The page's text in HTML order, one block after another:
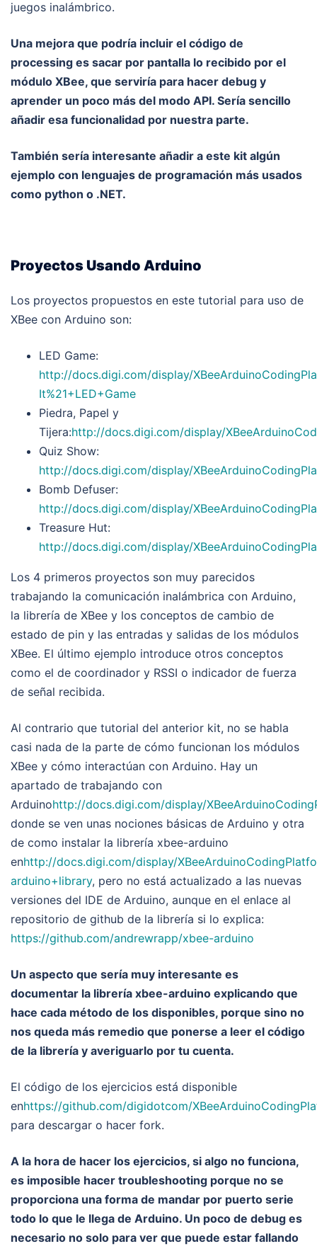
juegos inalámbrico.
Una mejora que podría incluir el código de
processing es sacar por pantalla lo recibido por el
módulo XBee, que serviría para hacer debug y
aprender un poco más del modo API. Sería sencillo
añadir esa funcionalidad por nuestra parte.
También sería interesante añadir a este kit algún
ejemplo con lenguajes de programación más usados
como python o .NET.
Proyectos Usando Arduino
Los proyectos propuestos en este tutorial para uso de
XBee con Arduino son:
LED Game:
http://docs.digi.com/display/
It%21+LED+Game
Piedra, Papel y
Tijera:http://docs.digi.com/display/
Quiz Show:
http://docs.digi.com/display/
Bomb Defuser:
http://docs.digi.com/display/
Treasure Hut:
http://docs.digi.com/display/
Los 4 primeros proyectos son muy parecidos
trabajando la comunicación inalámbrica con Arduino,
la librería de XBee y los conceptos de cambio de
estado de pin y las entradas y salidas de los módulos
XBee. El último ejemplo introduce otros conceptos
como el de coordinador y RSSI o indicador de fuerza
de señal recibida.
Al contrario que tutorial del anterior kit, no se habla
casi nada de la parte de cómo funcionan los módulos
XBee y cómo interactúan con Arduino. Hay un
apartado de trabajando con
Arduinohttp://docs.digi.com/display/
donde se ven unas nociones básicas de Arduino y otra
de como instalar la librería xbee-arduino
enhttp://docs.digi.com/display/
arduino+library, pero no está actualizado a las nuevas
versiones del IDE de Arduino, aunque en el enlace al
repositorio de github de la librería si lo explica:
https://github.com/andrewrapp/xbee-arduino
Un aspecto que sería muy interesante es
documentar la librería xbee-arduino explicando que
hace cada método de los disponibles, porque sino no
nos queda más remedio que ponerse a leer el código
de la librería y averiguarlo por tu cuenta.
El código de los ejercicios está disponible
enhttps://github.com/digidotcom/
para descargar o hacer fork.
A la hora de hacer los ejercicios, si algo no funciona,
es imposible hacer troubleshooting porque no se
proporciona una forma de mandar por puerto serie
todo lo que le llega de Arduino. Un poco de debug es
necesario no solo para ver que puede estar fallando